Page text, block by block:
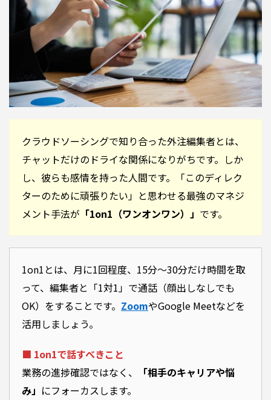
クラウドソーシングで知り合った外注編集者とは、
チャットだけのドライな関係になりがちです。しか
し、彼らも感情を持った人間です。「このディレク
ターのために頑張りたい」と思わせる最強のマネジ
メント手法が 「1on1（ワンオンワン）」 です。
1on1とは、月に1回程度、15分〜30分だけ時間を取
って、編集者と「1対1」で通話（顔出しなしでも
OK）をすることです。 ZoomやGoogle Meetなどを
活用しましょう。
■ 1on1で話すべきこと
業務の進捗確認ではなく、
「相手のキャリアや悩
み」 にフォーカスします。